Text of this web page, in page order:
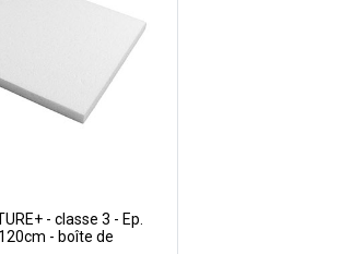
- classe 3 - Ep.
- boîte de